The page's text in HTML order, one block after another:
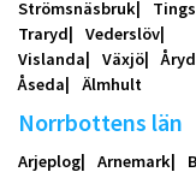
Strömsnäsbruk
Traryd
Vederslöv
Vislanda
Växjö
Åryd
Åseda
Älmhult
Norrbottens län
Arjeplog Arnemark